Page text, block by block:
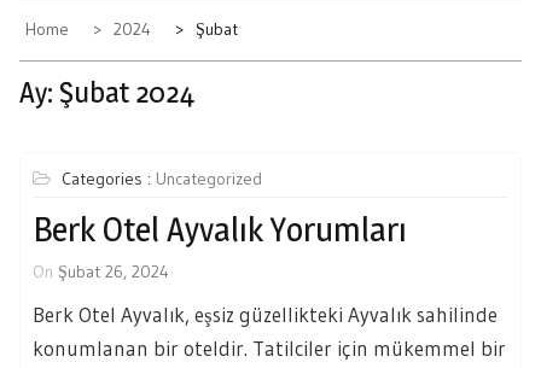
Home 2024 Şubat
Ay: Şubat 2024
Categories : Uncategorized
Berk Otel Ayvalık Yorumları
On Şubat 26, 2024
Berk Otel Ayvalık, eşsiz güzellikteki Ayvalık sahilinde
konumlanan bir oteldir. Tatilciler için mükemmel bir